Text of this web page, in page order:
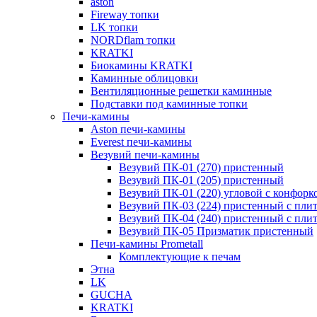
Fireway топки
LK топки
NORDflam топки
KRATKI
Биокамины KRATKI
Каминные облицовки
Вентиляционные решетки каминные
Подставки под каминные топки
Печи-камины
Aston печи-камины
Everest печи-камины
Везувий печи-камины
Везувий ПК-01 (270) пристенный
Везувий ПК-01 (205) пристенный
Везувий ПК-01 (220) угловой с
Везувий ПК-03 (224) пристенный с
Везувий ПК-04 (240) пристенный с
Везувий ПК-05 Призматик пристенный
Печи-камины Prometall
Комплектующие к печам
Этна
LK
GUCHA
KRATKI